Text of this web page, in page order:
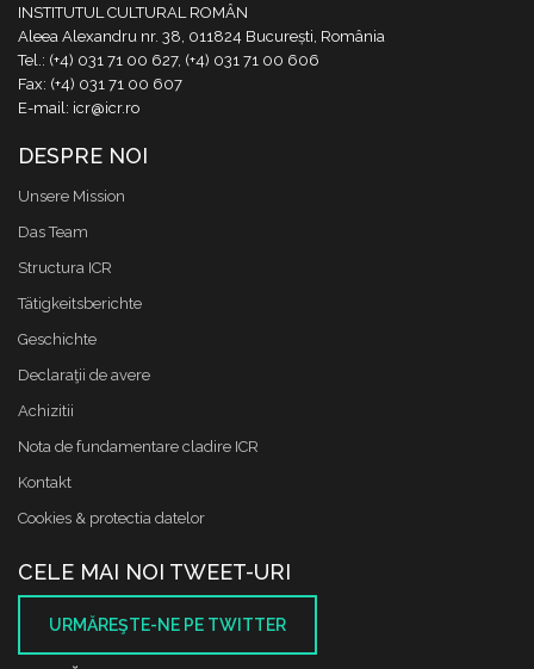
INSTITUTUL CULTURAL ROMÂN
Aleea Alexandru nr. 38, 011824 București, România
Tel.: (+4) 031 71 00 627, (+4) 031 71 00 606
Fax: (+4) 031 71 00 607
E-mail: icr@icr.ro
DESPRE NOI
Unsere Mission
Das Team
Structura ICR
Tätigkeitsberichte
Geschichte
Declaraţii de avere
Achizitii
Nota de fundamentare cladire ICR
Kontakt
Cookies & protectia datelor
CELE MAI NOI TWEET-URI
URMĂREŞTE-NE PE TWITTER